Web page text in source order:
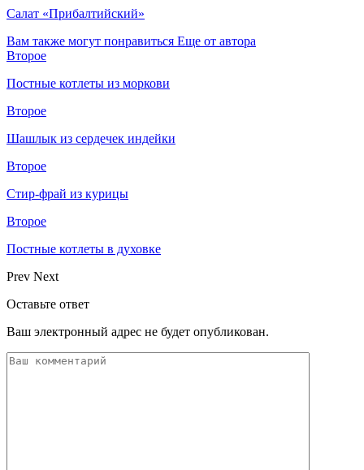
Салат «Прибалтийский»
Вам также могут понравиться Еще от автора
Второе
Постные котлеты из моркови
Второе
Шашлык из сердечек индейки
Второе
Стир-фрай из курицы
Второе
Постные котлеты в духовке
Prev Next
Оставьте ответ
Ваш электронный адрес не будет опубликован.